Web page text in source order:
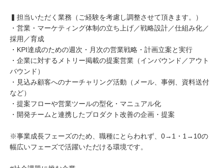
▍担当いただく業務（ご経験を考慮し調整させて頂きます。）
・営業・マーケティング体制の立ち上げ／戦略設計／仕組み化／
採用／育成
・KPI達成のための週次・月次の営業戦略・計画立案と実行
・企業に対するメトリー掲載の提案営業（インバウンド／アウト
バウンド）
・見込み顧客へのナーチャリング活動（メール、事例、資料送付
など）
・提案フローや営業ツールの型化・マニュアル化
・開発チームと連携したプロダクト改善の企画・提案
※事業成長フェーズのため、職種にとらわれず、0→1・1→10の
幅広いフェーズで活躍いただける環境です。